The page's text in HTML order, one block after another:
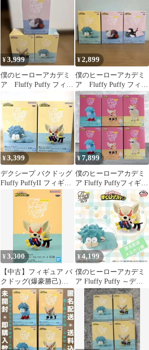
キャット
¥3,999
僕のヒーローアカデミ
ア Fluffy Puffy フィギ
¥2,899
僕のヒーローアカデミ
ア Fluffy Puffy フィギ
ュア 3種セット
¥3,399
デクシープ バクドッグ
Fluffy PuffyII フィギュ
ア ヒロアカ
¥7,899
僕のヒーローアカデミ
ア Fluffy Puffyフィギュ
ア 3種6体セット
¥3,300
【中古】フィギュア バ
クドッグ(爆豪勝己)
「僕のヒーローアカデ
ミア」 Fluffy Puffy～デ
クシープ＆バクドッグ
～II
¥4,199
僕のヒーローアカデミ
ア Fluffy Puffy ～デク
シープ＆バクドッグ～